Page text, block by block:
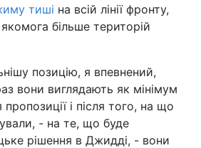
тиші на всій лінії фронту,
більше територій
позицію, я впевнений,
вони виглядають як мінімум
і після того, на що
- на те, що буде
рішення в Джидді, - вони